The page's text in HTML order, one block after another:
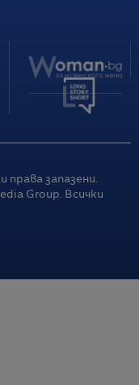
права запазени.
Group. Всички